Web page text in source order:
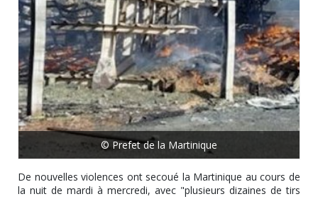
© Prefet de la Martinique
De nouvelles violences ont secoué la Martinique au cours de
la nuit de mardi à mercredi, avec "plusieurs dizaines de tirs